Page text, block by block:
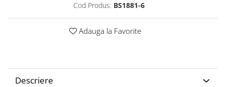
Cod Produs: BS1881-6
Adauga la Favorite
Descriere